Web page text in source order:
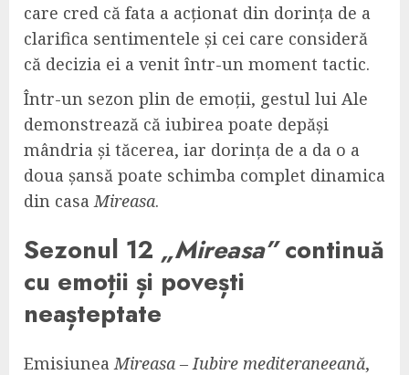
care cred că fata a acționat din dorința de a
clarifica sentimentele și cei care consideră
că decizia ei a venit într-un moment tactic.
Într-un sezon plin de emoții, gestul lui Ale
demonstrează că iubirea poate depăși
mândria și tăcerea, iar dorința de a da o a
doua șansă poate schimba complet dinamica
din casaMireasa.
Sezonul 12 „Mireasa”continuă
cu emoții și povești
neașteptate
Emisiunea Mireasa – Iubire mediteraneeană,